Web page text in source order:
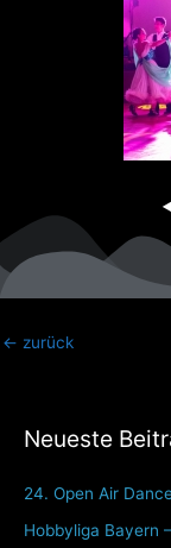
Neueste
24. Open Air
Hobbyliga Bayern
← zurück